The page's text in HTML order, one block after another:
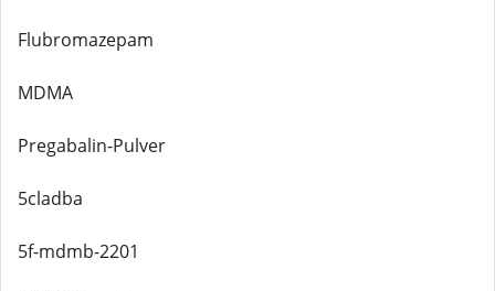
Flubromazepam
MDMA
Pregabalin-Pulver
5cladba
5f-mdmb-2201